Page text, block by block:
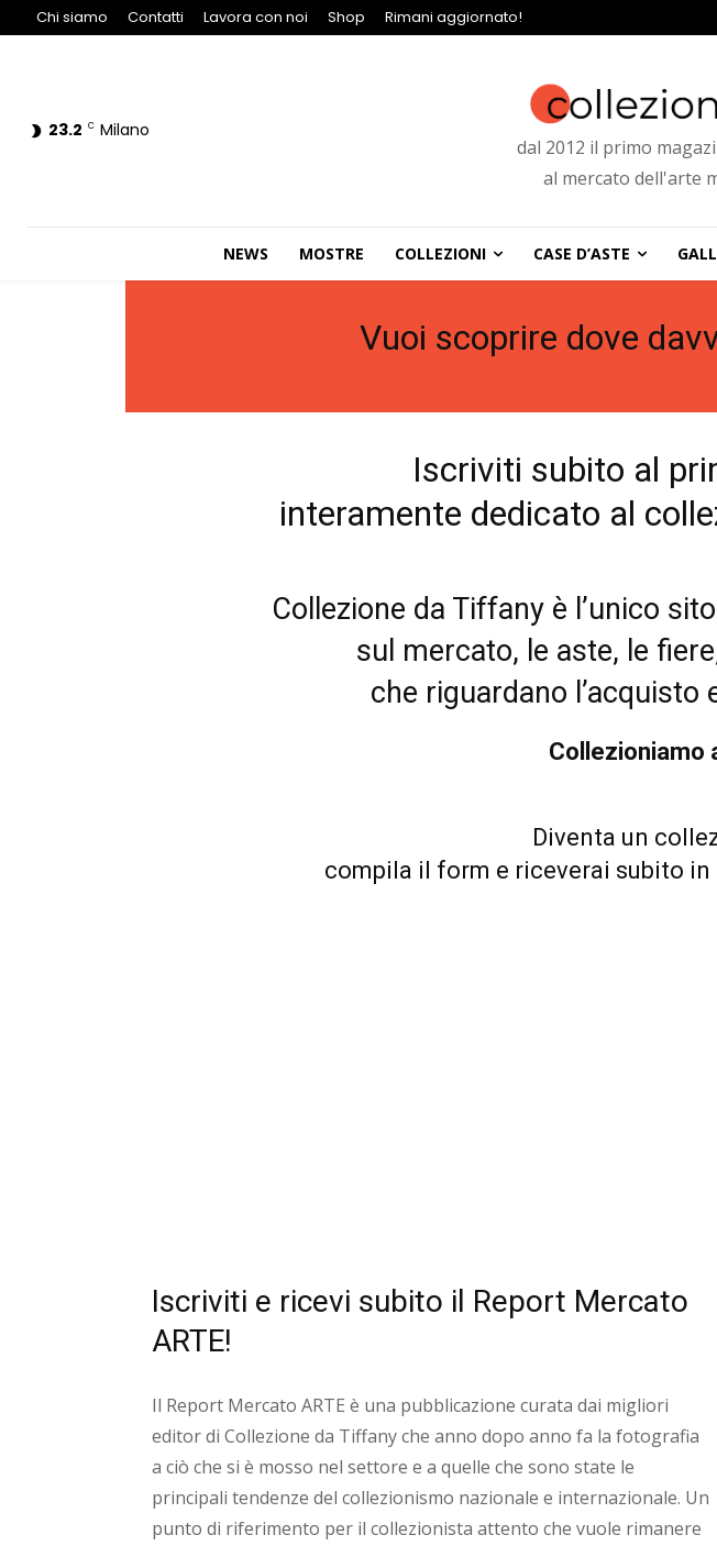
Chi siamo Contatti Lavora con noi Shop Rimani aggiornato!
23.2 C Milano
dal 2012 il primo
al mercato dell'arte
NEWS MOSTRE COLLEZIONI CASE D’ASTE
Vuoi scoprire dove
Iscriviti subito al
interamente dedicato al
Collezione da Tiffany è l’unico
sul mercato, le aste, le
che riguardano l’acquisto
Collezioniamo
Diventa un
compila il form e riceverai subito
Iscriviti e ricevi subito il Report Mercato
ARTE!
Il Report Mercato ARTE è una pubblicazione curata dai migliori
editor di Collezione da Tiffany che anno dopo anno fa la fotografia
a ciò che si è mosso nel settore e a quelle che sono state le
principali tendenze del collezionismo nazionale e internazionale. Un
punto di riferimento per il collezionista attento che vuole rimanere